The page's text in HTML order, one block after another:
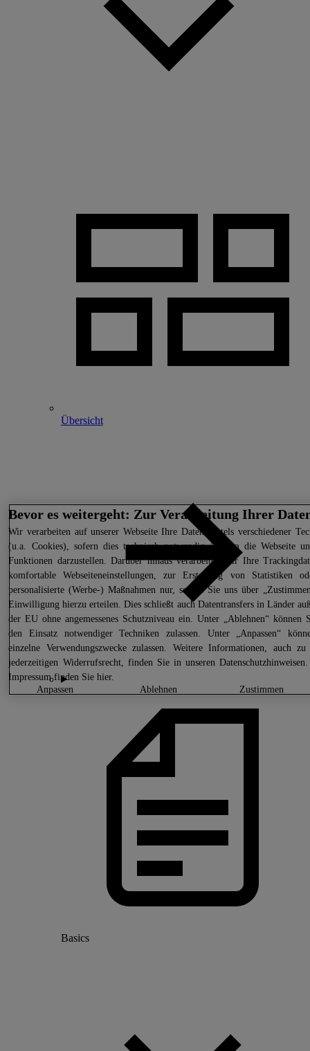
Übersicht
Basics
Bevor es weitergeht: Zur Verarbeitung Ihrer
Wir verarbeiten auf unserer Webseite Ihre Daten mittels verschiedener
(u.a. Cookies), sofern dies technisch notwendig ist, um die Webseite
Funktionen darzustellen. Darüber hinaus verarbeiten wir Ihre
komfortable Webseiteneinstellungen, zur Erstellung von Statistiken
personalisierte (Werbe-) Maßnahmen nur, sofern Sie uns über
Einwilligung hierzu erteilen. Dies schließt auch Datentransfers in Länder
der EU ohne angemessenes Schutzniveau ein. Unter „Ablehnen“ können
den Einsatz notwendiger Techniken zulassen. Unter „Anpassen“
einzelne Verwendungszwecke zulassen. Weitere Informationen, auch
jederzeitigen Widerrufsrecht, finden Sie in unserenDatenschutzhinweisen
Impressum finden Siehier.
ablehnen
zustimmen
anpassen